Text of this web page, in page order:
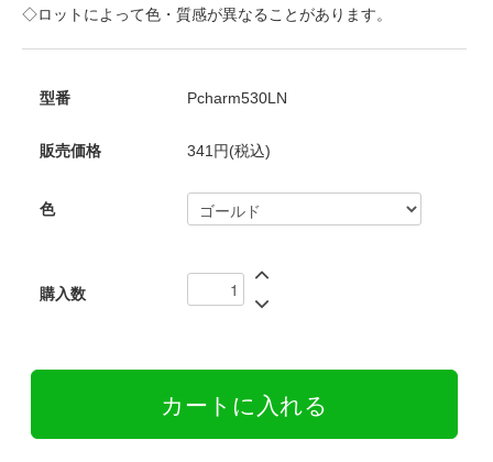
◇ロットによって色・質感が異なることがあります。
型番 Pcharm530LN
販売価格 341円(税込)
色
購入数